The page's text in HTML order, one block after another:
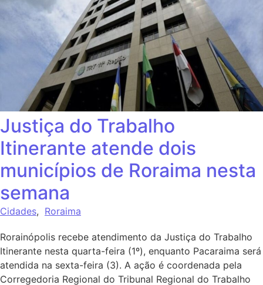
Justiça do Trabalho
Itinerante atende dois
municípios de Roraima nesta
semana
Cidades, Roraima
Rorainópolis recebe atendimento da Justiça do Trabalho
Itinerante nesta quarta-feira (1º), enquanto Pacaraima será
atendida na sexta-feira (3). A ação é coordenada pela
Corregedoria Regional do Tribunal Regional do Trabalho